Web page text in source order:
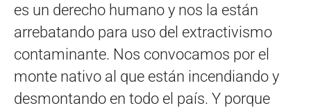
es un derecho humano y nos la están
arrebatando para uso del extractivismo
contaminante. Nos convocamos por el
monte nativo al que están incendiando y
desmontando en todo el país. Y porque